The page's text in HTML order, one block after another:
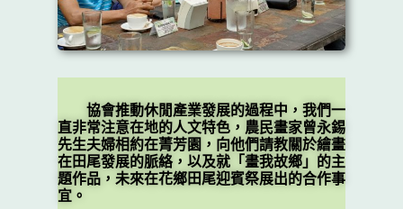
協會推動休閒產業發展的過程中，我們一
直非常注意在地的人文特色，農民畫家曾永錫
先生夫婦相約在菁芳園，向他們請教關於繪畫
在田尾發展的脈絡，以及就「畫我故鄉」的主
題作品，未來在花鄉田尾迎賓祭展出的合作事
宜。